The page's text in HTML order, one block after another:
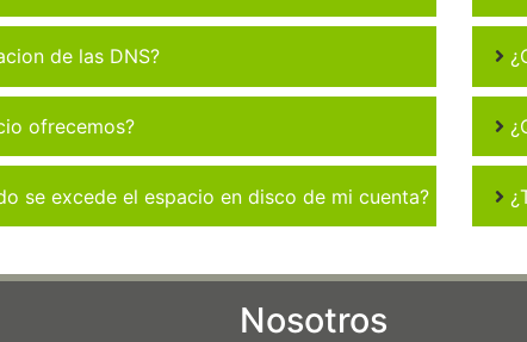
de las DNS?
ofrecemos?
se excede el espacio en disco de mi cuenta?
Nosotros